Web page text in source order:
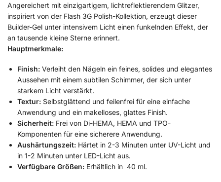
Angereichert mit einzigartigem, lichtreflektierendem Glitzer,
inspiriert von der Flash 3G Polish-Kollektion, erzeugt dieser
Builder-Gel unter intensivem Licht einen funkelnden Effekt, der
an tausende kleine Sterne erinnert.
Hauptmerkmale:
Finish: Verleiht den Nägeln ein feines, solides und elegantes
Aussehen mit einem subtilen Schimmer, der sich unter
starkem Licht verstärkt.
Textur: Selbstglättend und feilenfrei für eine einfache
Anwendung und ein makelloses, glattes Finish.
Sicherheit: Frei von Di-HEMA, HEMA und TPO-
Komponenten für eine sicherere Anwendung.
Aushärtungszeit: Härtet in 2-3 Minuten unter UV-Licht und
in 1-2 Minuten unter LED-Licht aus.
Verfügbare Größen: Erhältlich in 40 ml.